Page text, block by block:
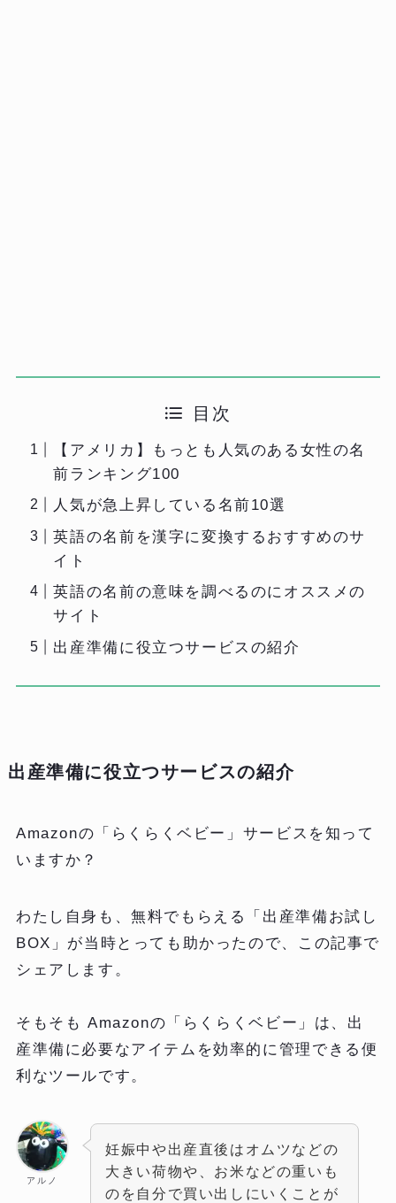
目次
【アメリカ】もっとも人気のある女性の名
前ランキング100
人気が急上昇している名前10選
英語の名前を漢字に変換するおすすめのサ
イト
英語の名前の意味を調べるのにオススメの
サイト
出産準備に役立つサービスの紹介
出産準備に役立つサービスの紹介
Amazonの「らくらくベビー」サービスを知って
いますか？
わたし自身も、無料でもらえる「出産準備お試し
BOX」が当時とっても助かったので、この記事で
シェアします。
そもそも Amazonの「らくらくベビー」は、出
産準備に必要なアイテムを効率的に管理できる便
利なツールです。
アルノ
妊娠中や出産直後はオムツなどの
大きい荷物や、お米などの重いも
のを自分で買い出しにいくことが